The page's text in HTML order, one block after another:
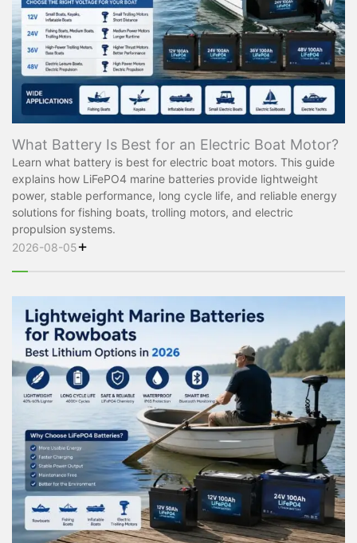
What Battery Is Best for an Electric Boat Motor?
Learn what battery is best for electric boat motors. This guide
explains how LiFePO4 marine batteries provide lightweight
power, stable performance, long cycle life, and reliable energy
solutions for fishing boats, trolling motors, and electric
propulsion systems.
2026-08-05+